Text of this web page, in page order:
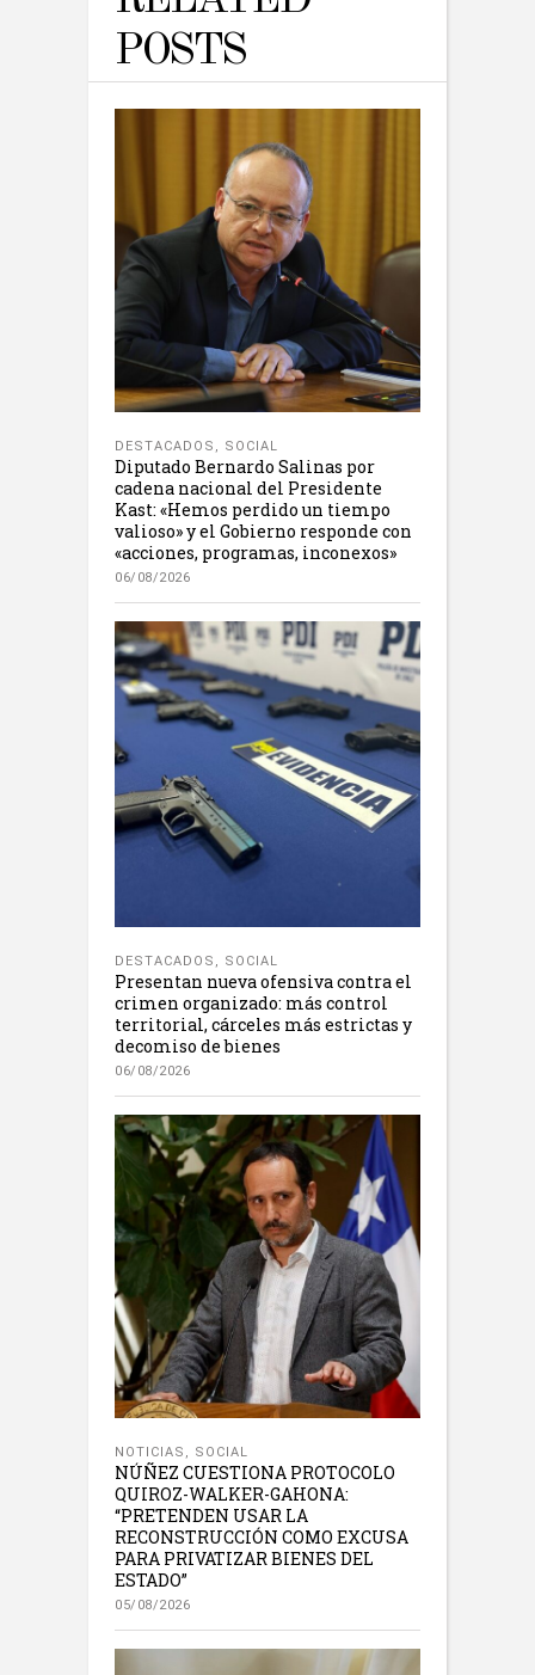
POSTS
DESTACADOS , SOCIAL
Diputado Bernardo Salinas por
cadena nacional del Presidente
Kast: «Hemos perdido un tiempo
valioso» y el Gobierno responde con
«acciones, programas, inconexos»
06/08/2026
DESTACADOS , SOCIAL
Presentan nueva ofensiva contra el
crimen organizado: más control
territorial, cárceles más estrictas y
decomiso de bienes
06/08/2026
NOTICIAS , SOCIAL
NÚÑEZ CUESTIONA PROTOCOLO
QUIROZ-WALKER-GAHONA:
“PRETENDEN USAR LA
RECONSTRUCCIÓN COMO EXCUSA
PARA PRIVATIZAR BIENES DEL
ESTADO”
05/08/2026